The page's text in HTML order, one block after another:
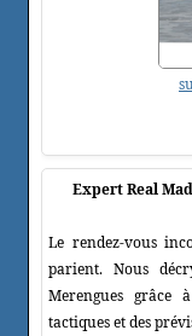
Expert Real
Le rendez-vous
parient. Nous
Merengues grâce
tactiques et des